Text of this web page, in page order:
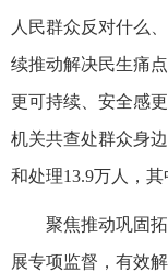
人民群众反对什么
续推动解决民生痛
更可持续、安全感
机关共查处群众身
和处理13.9万人，其
聚焦推动巩固
展专项监督，有效